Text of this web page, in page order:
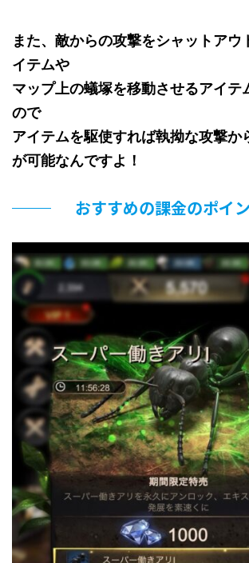
また、敵からの攻撃をシャットアウ
イテムや
マップ上の蟻塚を移動させるアイテ
ので
アイテムを駆使すれば執拗な攻撃か
が可能なんですよ！
おすすめの課金のポイ